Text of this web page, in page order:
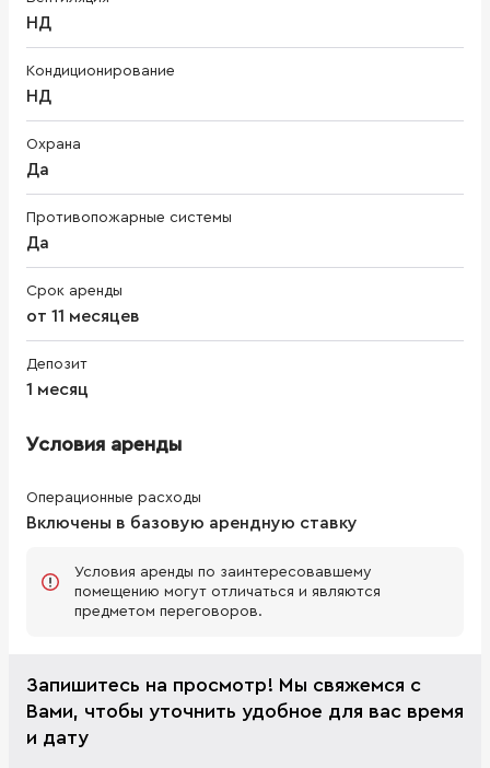
НД
Кондиционирование
НД
Охрана
Да
Противопожарные системы
Да
Срок аренды
от 11 месяцев
Депозит
1 месяц
Условия аренды
Операционные расходы
Включены в базовую арендную ставку
Условия аренды по заинтересовавшему
помещению могут отличаться и являются
предметом переговоров.
Запишитесь на просмотр! Мы свяжемся с
Вами, чтобы уточнить удобное для вас время
и дату